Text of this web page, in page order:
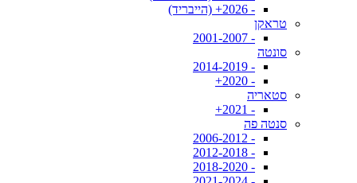
- 2026+ (הייבריד)
טראקן
- 2001-2007
סונטה
- 2014-2019
- 2020+
סטאריה
- 2021+
סנטה פה
- 2006-2012
- 2012-2018
- 2018-2020